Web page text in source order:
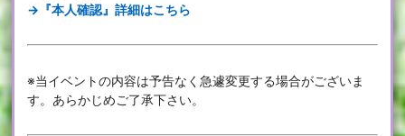
→『本人確認』詳細はこちら
※当イベントの内容は予告なく急遽変更する場合がございま
す。あらかじめご了承下さい。